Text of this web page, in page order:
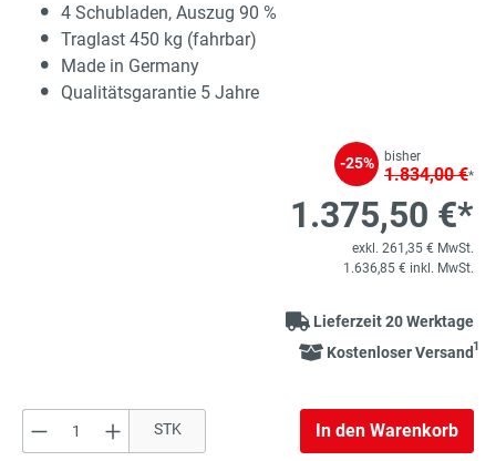
4 Schubladen, Auszug 90 %
Traglast 450 kg (fahrbar)
Made in Germany
Qualitätsgarantie 5 Jahre
-25% bisher
1.834,00 €*
1.375,50 €*
exkl. 261,35 € MwSt.
1.636,85 € inkl. MwSt.
Lieferzeit 20 Werktage
Kostenloser Versand1
Produkt Anzahl: Gib den gewünschten
STK In den Warenkorb